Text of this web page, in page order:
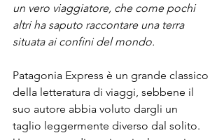
un vero viaggiatore, che come pochi
altri ha saputo raccontare una terra
situata ai confini del mondo.
Patagonia Express è un grande classico
della letteratura di viaggi, sebbene il
suo autore abbia voluto dargli un
taglio leggermente diverso dal solito.